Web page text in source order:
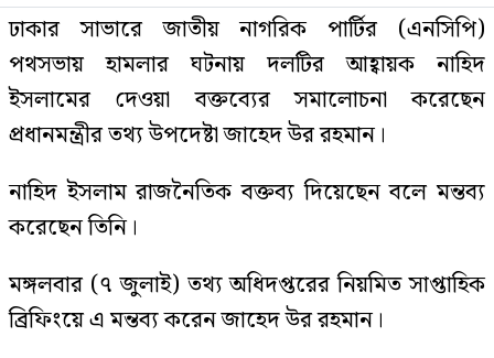
ঢাকার সাভারে জাতীয় নাগরিক পার্টির (এনসিপি)
পথসভায় হামলার ঘটনায় দলটির আহ্বায়ক নাহিদ
ইসলামের দেওয়া বক্তব্যের সমালোচনা করেছেন
প্রধানমন্ত্রীর তথ্য উপদেষ্টা জাহেদ উর রহমান।
নাহিদ ইসলাম রাজনৈতিক বক্তব্য দিয়েছেন বলে মন্তব্য
করেছেন তিনি।
মঙ্গলবার (৭ জুলাই) তথ্য অধিদপ্তরের নিয়মিত সাপ্তাহিক
ব্রিফিংয়ে এ মন্তব্য করেন জাহেদ উর রহমান।